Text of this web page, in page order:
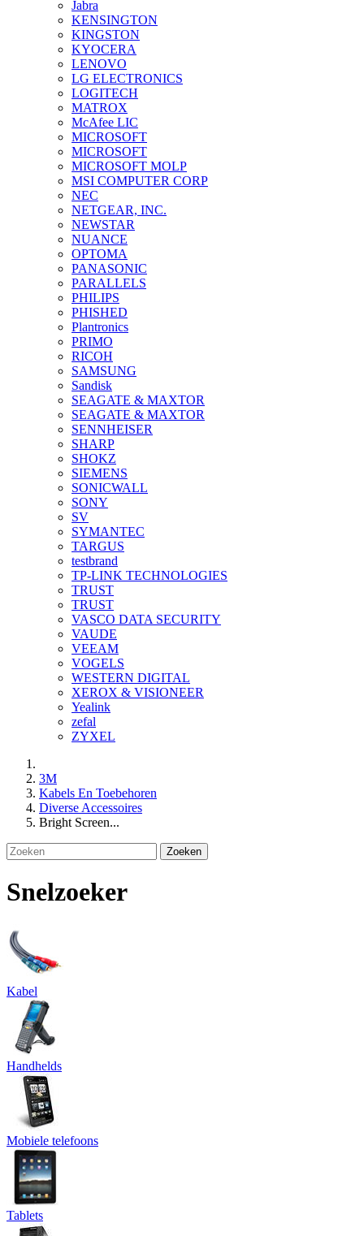
Jabra
KENSINGTON
KINGSTON
KYOCERA
LENOVO
LG ELECTRONICS
LOGITECH
MATROX
McAfee LIC
MICROSOFT
MICROSOFT
MICROSOFT MOLP
MSI COMPUTER CORP
NEC
NETGEAR, INC.
NEWSTAR
NUANCE
OPTOMA
PANASONIC
PARALLELS
PHILIPS
PHISHED
Plantronics
PRIMO
RICOH
SAMSUNG
Sandisk
SEAGATE & MAXTOR
SEAGATE & MAXTOR
SENNHEISER
SHARP
SHOKZ
SIEMENS
SONICWALL
SONY
SV
SYMANTEC
TARGUS
testbrand
TP-LINK TECHNOLOGIES
TRUST
TRUST
VASCO DATA SECURITY
VAUDE
VEEAM
VOGELS
WESTERN DIGITAL
XEROX & VISIONEER
Yealink
zefal
ZYXEL
3M
Kabels En Toebehoren
Diverse Accessoires
Bright Screen...
Zoeken
Snelzoeker
Kabel
Handhelds
Mobiele telefoons
Tablets